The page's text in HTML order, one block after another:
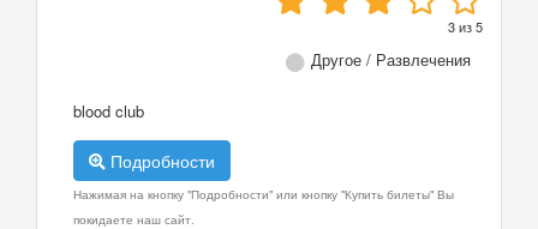
3из5
Другое / Развлечения
blood club
Подробности
Нажимая на кнопку "Подробности" или кнопку "Купить билеты" Вы
покидаете наш сайт.